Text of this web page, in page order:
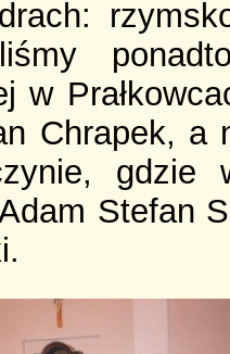
w
Chrapek, a
gdzie
Adam Stefan